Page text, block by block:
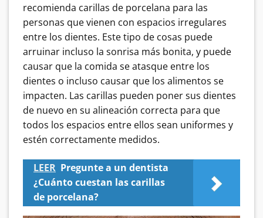
recomienda carillas de porcelana para las
personas que vienen con espacios irregulares
entre los dientes. Este tipo de cosas puede
arruinar incluso la sonrisa más bonita, y puede
causar que la comida se atasque entre los
dientes o incluso causar que los alimentos se
impacten. Las carillas pueden poner sus dientes
de nuevo en su alineación correcta para que
todos los espacios entre ellos sean uniformes y
estén correctamente medidos.
LEER Pregunte a un dentista
¿Cuánto cuestan las carillas
de porcelana?